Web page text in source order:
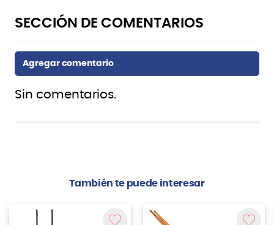
Sin comentarios.
También te puede interesar